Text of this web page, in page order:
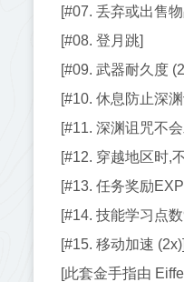
[#07. 丢弃或出售
[#08. 登月跳]
[#09. 武器耐久度
[#10. 休息防止深
[#11. 深渊诅咒不
[#12. 穿越地区时,
[#13. 任务奖励
[#14. 技能学习点
[#15. 移动加速 (2x)]
[此套金手指由